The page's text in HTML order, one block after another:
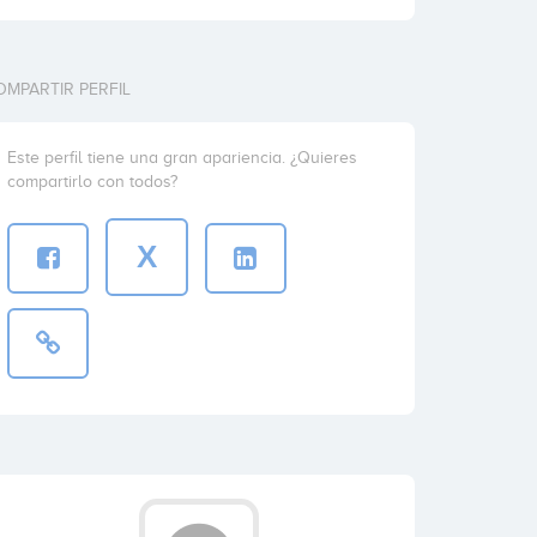
PERFIL
Este perfil tiene una gran apariencia. ¿Quieres
compartirlo con todos?
X